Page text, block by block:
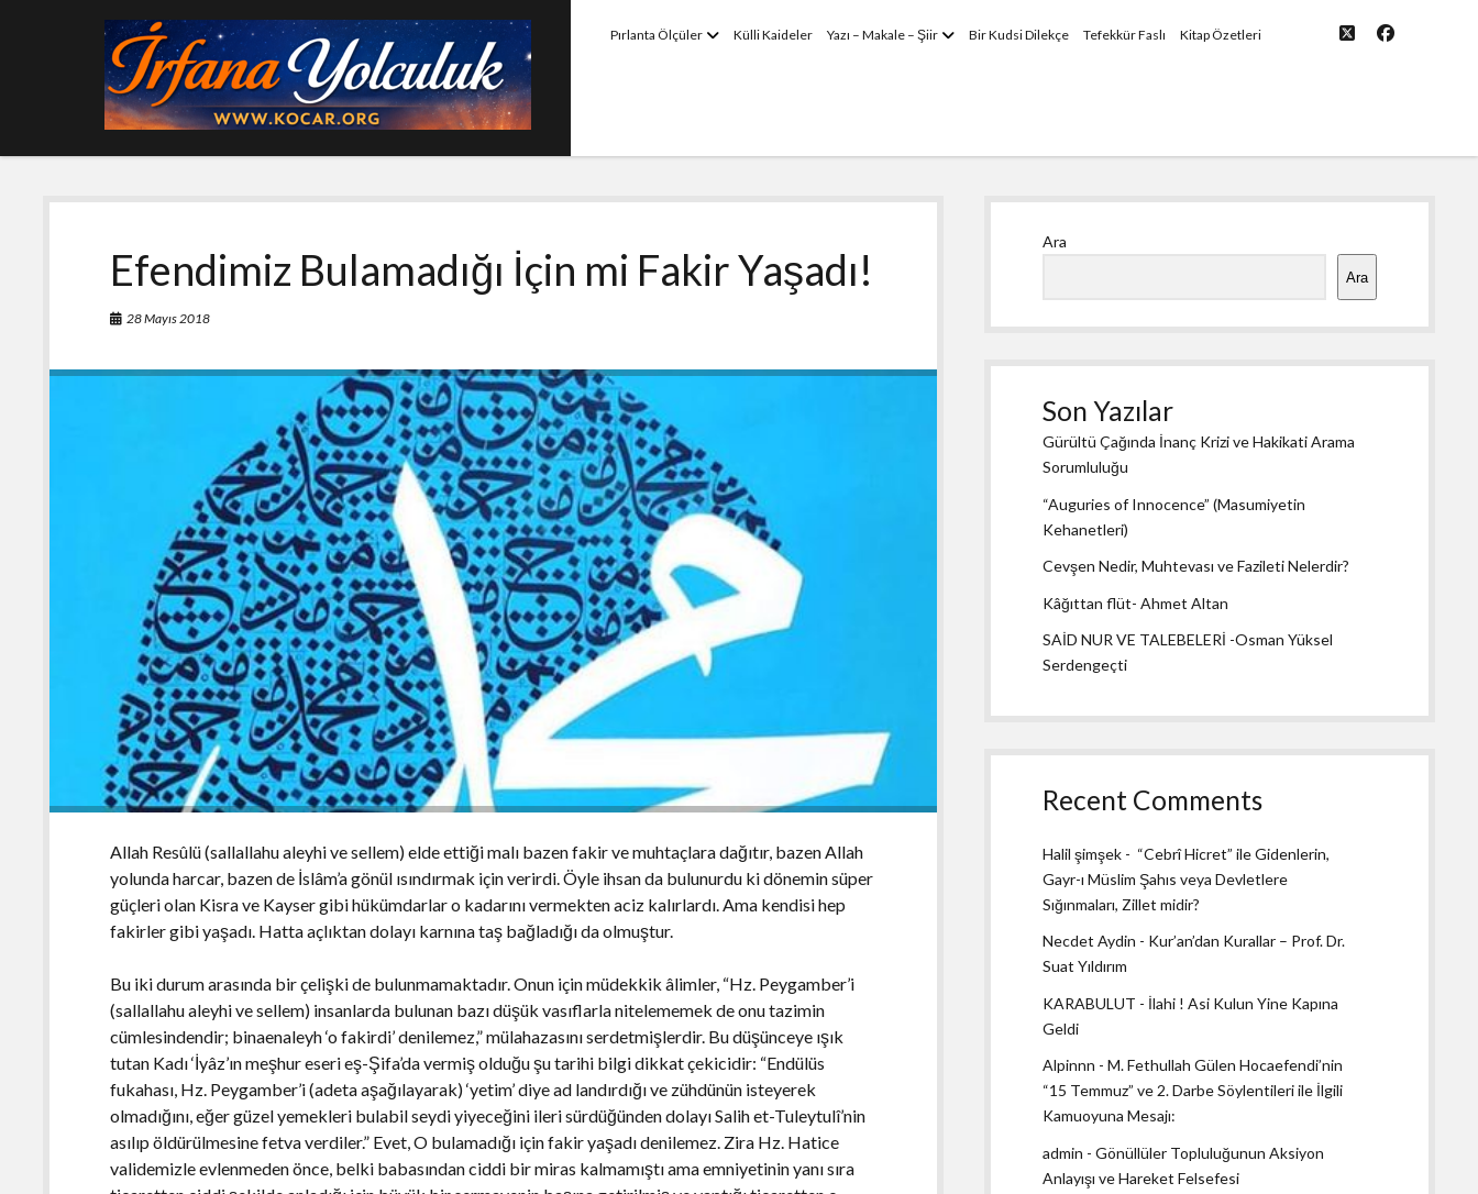
Pırlanta Ölçüler menüyüKülli Kaideler Yazı – Makale – Şiir menüyüBir Kudsi Dilekçe Tefekkür Faslı Kitap Özetleri twitterfacebook
Efendimiz Bulamadığı İçin mi Fakir Yaşadı!
28 Mayıs 2018
Allah Resûlü (sallallahu aleyhi ve sellem) elde ettiği malı bazen fakir ve muhtaçlara dağıtır, bazen Allah
yolunda harcar, bazen de İslâm’a gönül ısındırmak için verirdi. Öyle ihsan da bulunurdu ki dönemin süper
güçleri olan Kisra ve Kayser gibi hükümdarlar o kadarını vermekten aciz kalırlardı. Ama kendisi hep
fakirler gibi yaşadı. Hatta açlıktan dolayı karnına taş bağladığı da olmuştur.
Bu iki durum arasında bir çelişki de bulunmamaktadır. Onun için müdekkik âlimler, “Hz. Peygamber’i
(sallallahu aleyhi ve sellem) insanlarda bulunan bazı düşük vasıflarla nitelememek de onu tazimin
cümlesindendir; binaenaleyh ‘o fakirdi’ denilemez,” mülahazasını serdetmişlerdir. Bu düşünceye ışık
tutan Kadı ‘İyâz’ın meşhur eseri eş-Şifa’da vermiş olduğu şu tarihi bilgi dikkat çekicidir: “Endülüs
fukahası, Hz. Peygamber’i (adeta aşağılayarak) ‘yetim’ diye ad landırdığı ve zühdünün isteyerek
olmadığını, eğer güzel yemekleri bulabil seydi yiyeceğini ileri sürdüğünden dolayı Salih et-Tuleytulî’nin
asılıp öldürülmesine fetva verdiler.” Evet, O bulamadığı için fakir yaşadı denilemez. Zira Hz. Hatice
validemizle evlenmeden önce, belki babasından ciddi bir miras kalmamıştı ama emniyetinin yanı sıra
Ara
Ara
Son Yazılar
Gürültü Çağında İnanç Krizi ve Hakikati Arama
Sorumluluğu
“Auguries of Innocence” (Masumiyetin
Kehanetleri)
Cevşen Nedir, Muhtevası ve Fazileti Nelerdir?
Kâğıttan flüt- Ahmet Altan
SAİD NUR VE TALEBELERİ -Osman Yüksel
Serdengeçti
Recent Comments
Halil şimşek - “Cebrî Hicret” ile Gidenlerin,
Gayr-ı Müslim Şahıs veya Devletlere
Sığınmaları, Zillet midir?
Necdet Aydin - Kur’an’dan Kurallar – Prof. Dr.
Suat Yıldırım
KARABULUT - İlahi ! Asi Kulun Yine Kapına
Geldi
Alpinnn -M. Fethullah Gülen Hocaefendi’nin
“15 Temmuz” ve 2. Darbe Söylentileri ile İlgili
Kamuoyuna Mesajı:
admin -Gönüllüler Topluluğunun Aksiyon
Anlayışı ve Hareket Felsefesi